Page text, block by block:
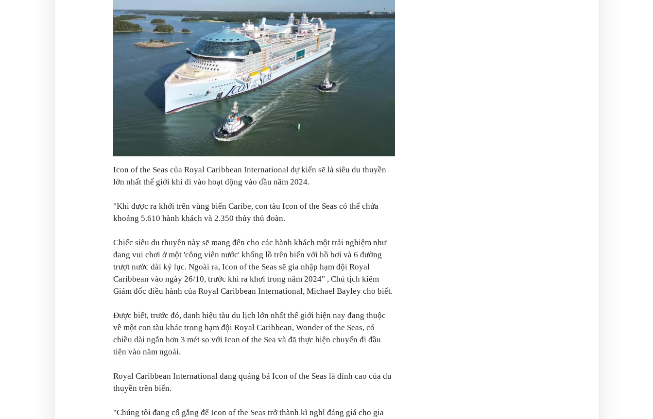
Icon of the Seas của Royal Caribbean International dự kiến sẽ là siêu du thuyền
lớn nhất thế giới khi đi vào hoạt động vào đầu năm 2024.
"Khi được ra khởi trên vùng biển Caribe, con tàu Icon of the Seas có thể chứa
khoảng 5.610 hành khách và 2.350 thủy thủ đoàn.
Chiếc siêu du thuyền này sẽ mang đến cho các hành khách một trải nghiệm như
đang vui chơi ở một 'công viên nước' khổng lồ trên biển với hồ bơi và 6 đường
trượt nước dài kỷ lục. Ngoài ra, Icon of the Seas sẽ gia nhập hạm đội Royal
Caribbean vào ngày 26/10, trước khi ra khơi trong năm 2024" , Chủ tịch kiêm
Giám đốc điều hành của Royal Caribbean International, Michael Bayley cho biết.
Được biết, trước đó, danh hiệu tàu du lịch lớn nhất thế giới hiện nay đang thuộc
về một con tàu khác trong hạm đội Royal Caribbean, Wonder of the Seas, có
chiều dài ngắn hơn 3 mét so với Icon of the Sea và đã thực hiện chuyến đi đầu
tiên vào năm ngoái.
Royal Caribbean International đang quảng bá Icon of the Seas là đỉnh cao của du
thuyền trên biển.
"Chúng tôi đang cố gắng để Icon of the Seas trở thành kì nghỉ đáng giá cho gia